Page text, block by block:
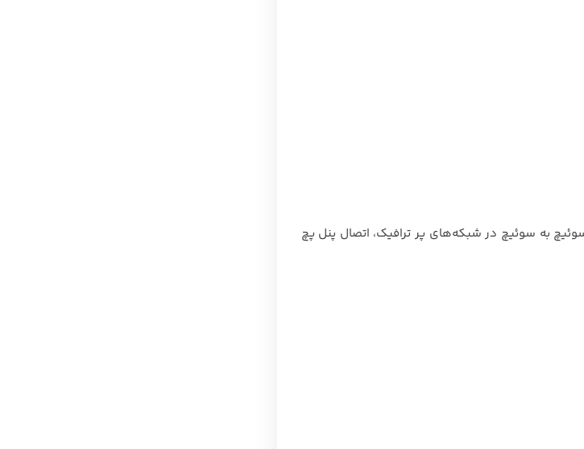
به سوئیچ در شبکه‌های پر ترافیک، اتصال پنل پچ